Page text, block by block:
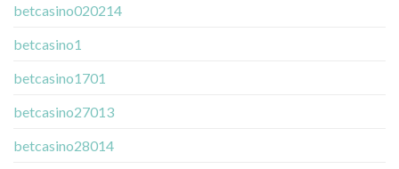
betcasino020214
betcasino1
betcasino1701
betcasino27013
betcasino28014